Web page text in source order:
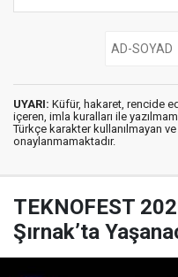
UYARI: Küfür, hakaret, rencide
içeren, imla kuralları ile
Türkçe karakter kullanılmayan
onaylanmamaktadır.
TEKNOFEST
Şırnak’ta